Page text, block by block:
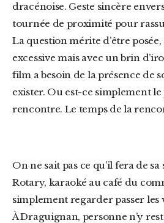
dracénoise. Geste sincère
tournée de proximité pour
La question mérite d’être posée,
excessive mais avec un brin
film a besoin de la présence de
exister. Ou est-ce simplement
rencontre. Le temps de la
On ne sait pas ce qu’il fera de sa soirée : loto au
Rotary, karaoké au café du
simplement regarder passer les
À Draguignan, personne n’y